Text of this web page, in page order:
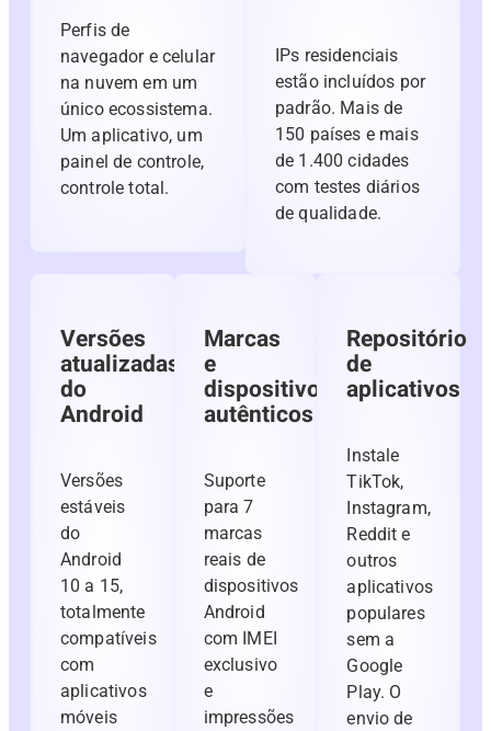
Perfis de
navegador e celular
na nuvem em um
único ecossistema.
Um aplicativo, um
painel de controle,
controle total.
IPs residenciais
estão incluídos por
padrão. Mais de
150 países e mais
de 1.400 cidades
com testes diários
de qualidade.
Versões
atualizadas
do
Android
Versões
estáveis ​​
do
Android
10 a 15,
totalmente
compatíveis
com
aplicativos
móveis
Marcas
e
dispositivos
autênticos
Suporte
para 7
marcas
reais de
dispositivos
Android
com IMEI
exclusivo
e
impressões
Repositório
de
aplicativos
Instale
TikTok,
Instagram,
Reddit e
outros
aplicativos
populares
sem a
Google
Play. O
envio de